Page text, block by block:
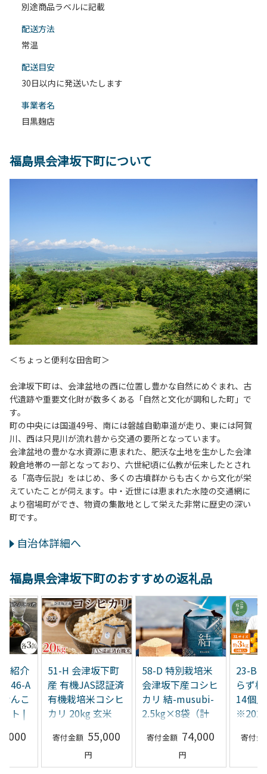
別途商品ラベルに記載
配送⽅法
常温
配送目安
30日以内に発送いたします
事業者名
目黒麹店
福島県会津坂下町について
＜ちょっと便利な田舎町＞
会津坂下町は、会津盆地の西に位置し豊かな自然にめぐまれ、古
代遺跡や重要文化財が数多くある「自然と文化が調和した町」で
す。
町の中央には国道49号、南には磐越自動車道が走り、東には阿賀
川、西は只見川が流れ昔から交通の要所となっています。
会津盆地の豊かな水資源に恵まれた、肥沃な土地を生かした会津
穀倉地帯の一部となっており、六世紀頃に仏教が伝来したとされ
る「高寺伝説」をはじめ、多くの古墳群からも古くから文化が栄
えていたことが伺えます。中・近世には恵まれた水陸の交通網に
より宿場町ができ、物資の集散地として栄えた非常に歴史の深い
町です。
自治体詳細へ
福島県会津坂下町のおすすめの返礼品
紹介
46-A
んこ
ト |
51-H 会津坂下町
産 有機JAS認証済
有機栽培米コシヒ
カリ 20kg 玄米
「もぉ～うん米」
55,000
58-D 特別栽培米
会津坂下産コシヒ
カリ 結-musubi-
2.5kg×8袋（計
道・沖縄・離島へ
の配送不可
74,000
23-B
らず
14個